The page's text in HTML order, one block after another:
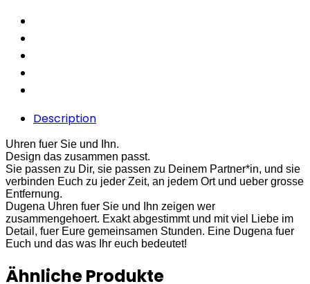
Description
Uhren fuer Sie und Ihn.
Design das zusammen passt.
Sie passen zu Dir, sie passen zu Deinem Partner*in, und sie
verbinden Euch zu jeder Zeit, an jedem Ort und ueber grosse
Entfernung.
Dugena Uhren fuer Sie und Ihn zeigen wer
zusammengehoert. Exakt abgestimmt und mit viel Liebe im
Detail, fuer Eure gemeinsamen Stunden. Eine Dugena fuer
Euch und das was Ihr euch bedeutet!
Ähnliche Produkte